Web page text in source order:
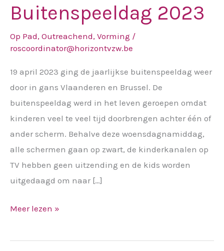
Buitenspeeldag 2023
Op Pad, Outreachend, Vorming /
roscoordinator@horizontvzw.be
19 april 2023 ging de jaarlijkse buitenspeeldag weer
door in gans Vlaanderen en Brussel. De
buitenspeeldag werd in het leven geroepen omdat
kinderen veel te veel tijd doorbrengen achter één of
ander scherm. Behalve deze woensdagnamiddag,
alle schermen gaan op zwart, de kinderkanalen op
TV hebben geen uitzending en de kids worden
uitgedaagd om naar […]
Buitenspeeldag
2023
Meer lezen »